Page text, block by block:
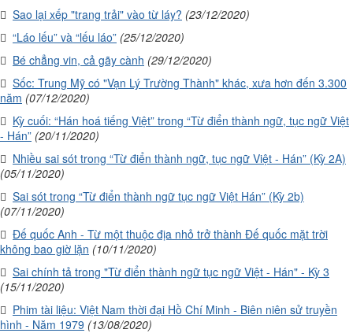
Sao lại xếp "trang trải" vào từ láy? (23/12/2020)
“Láo lếu” và “lếu láo” (25/12/2020)
Bé chẳng vin, cả gãy cành (29/12/2020)
Sốc: Trung Mỹ có "Vạn Lý Trường Thành" khác, xưa hơn đến 3.300
năm (07/12/2020)
Kỳ cuối: “Hán hoá tiếng Việt” trong “Từ điển thành ngữ, tục ngữ Việt
- Hán” (20/11/2020)
Nhiều sai sót trong “Từ điển thành ngữ, tục ngữ Việt - Hán” (Kỳ 2A)
(05/11/2020)
Sai sót trong “Từ điển thành ngữ tục ngữ Việt Hán” (Kỳ 2b)
(07/11/2020)
Đế quốc Anh - Từ một thuộc địa nhỏ trở thành Đế quốc mặt trời
không bao giờ lặn (10/11/2020)
Sai chính tả trong "Từ điển thành ngữ tục ngữ Việt - Hán" - Kỳ 3
(15/11/2020)
Phim tài liệu: Việt Nam thời đại Hồ Chí Minh - Biên niên sử truyền
hình - Năm 1979 (13/08/2020)